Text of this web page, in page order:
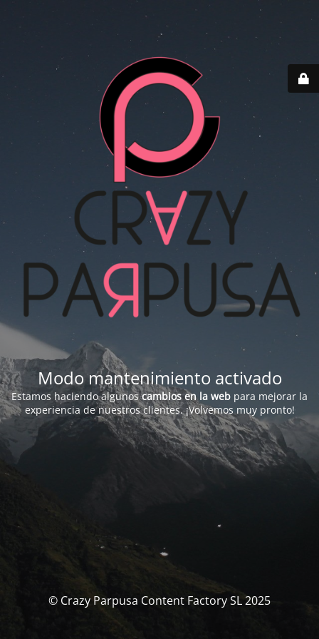
Modo mantenimiento activado
Estamos haciendo algunoscambios en la web para mejorar la
experiencia de nuestros clientes. ¡Volvemos muy pronto!
© Crazy Parpusa Content Factory SL 2025